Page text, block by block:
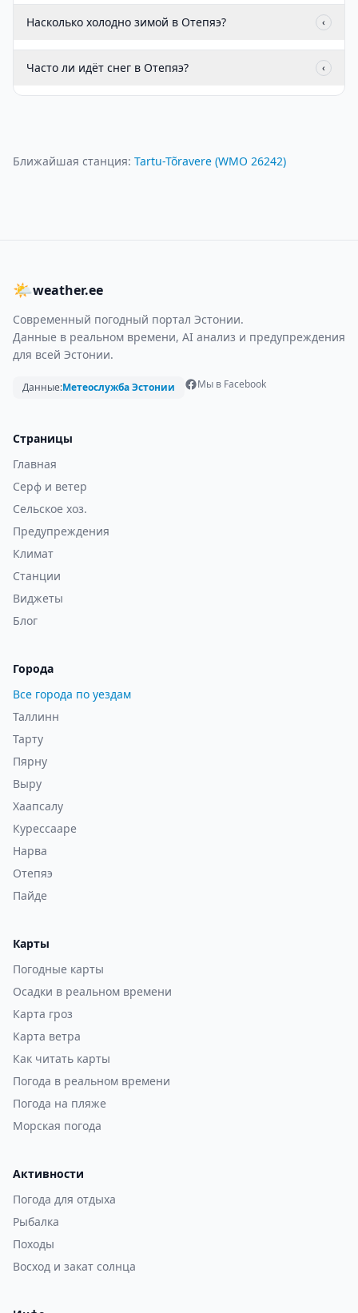
Насколько холодно зимой в Отепяэ? ‹
Часто ли идёт снег в Отепяэ? ‹
Ближайшая станция: Tartu-Tõravere (WMO 26242)
🌤weather.ee
Современный погодный портал Эстонии.
Данные в реальном времени, AI анализ и предупреждения
для всей Эстонии.
Данные:Метеослужба Эстонии Мы в Facebook
Страницы
Главная
Серф и ветер
Сельское хоз.
Предупреждения
Климат
Станции
Виджеты
Блог
Города
Все города по уездам
Таллинн
Тарту
Пярну
Выру
Хаапсалу
Курессааре
Нарва
Отепяэ
Пайде
Карты
Погодные карты
Осадки в реальном времени
Карта гроз
Карта ветра
Как читать карты
Погода в реальном времени
Погода на пляже
Морская погода
Активности
Погода для отдыха
Рыбалка
Походы
Восход и закат солнца